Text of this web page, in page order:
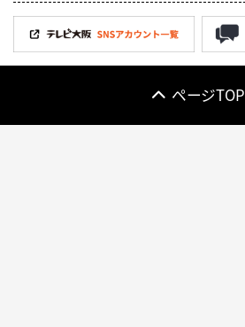
ページTOP